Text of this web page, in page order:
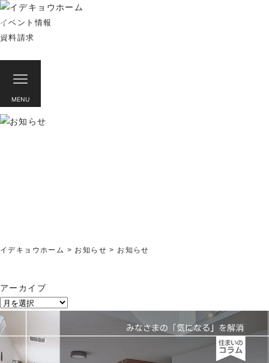
イベント情報
資料請求
来
場
MENU
お知らせ
イデキョウホーム > お知らせ > お知らせ
アーカイブ